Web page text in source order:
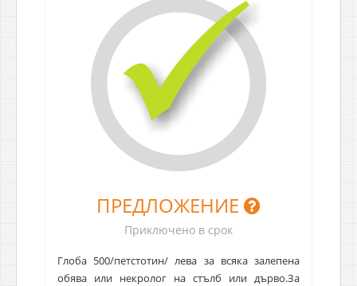
ПРЕДЛОЖЕНИЕ
Приключено в срок
Глоба 500/петстотин/ лева за всяка залепена
обява или некролог на стълб или дърво.За